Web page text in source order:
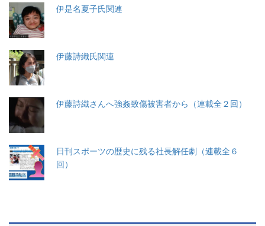
伊是名夏子氏関連
伊藤詩織氏関連
伊藤詩織さんへ強姦致傷被害者から（連載全２回）
日刊スポーツの歴史に残る社長解任劇（連載全６
回）